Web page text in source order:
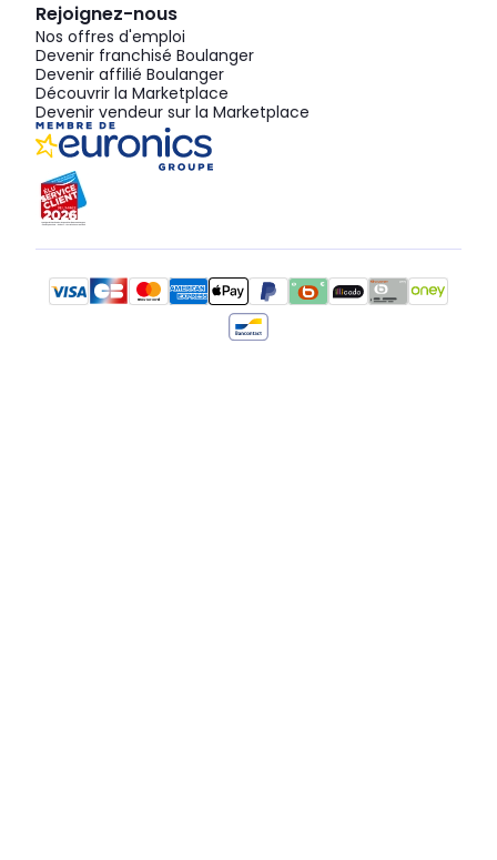
Rejoignez-nous
Nos offres d'emploi
Devenir franchisé Boulanger
Devenir affilié Boulanger
Découvrir la Marketplace
Devenir vendeur sur la Marketplace